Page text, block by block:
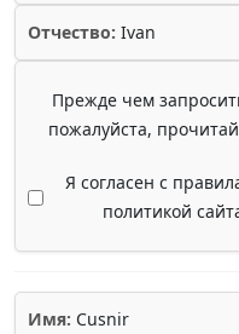
Отчество: Ivan
Прежде чем
пожалуйста,
Я согласен с
политикой
Имя: Cusnir